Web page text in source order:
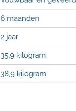
6 maanden
2 jaar
35,9 kilogram
38,9 kilogram